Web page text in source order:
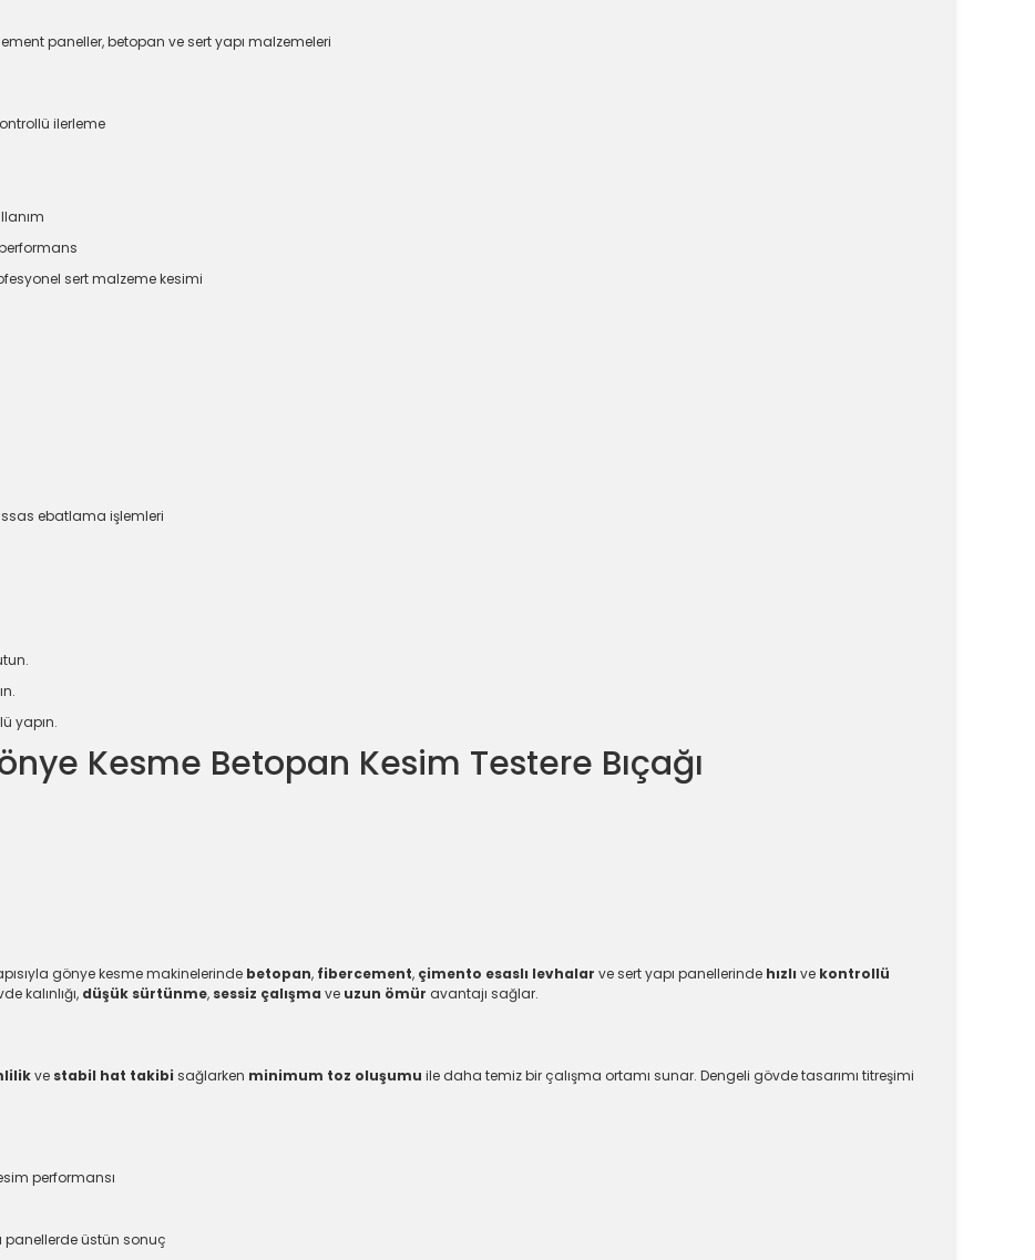
paneller, betopan ve sert yapı malzemeleri
ilerleme
sert malzeme kesimi
ebatlama işlemleri
yapın.
Kesme Betopan Kesim Testere Bıçağı
gönye kesme makinelerinde betopan, fibercement, çimento esaslı levhalar ve sert yapı panellerinde hızlı ve kontrollü
kalınlığı, düşük sürtünme, sessiz çalışma ve uzun ömür avantajı sağlar.
ve stabil hat takibi sağlarken minimum toz oluşumu ile daha temiz bir çalışma ortamı sunar. Dengeli gövde tasarımı titreşimi
performansı
panellerde üstün sonuç